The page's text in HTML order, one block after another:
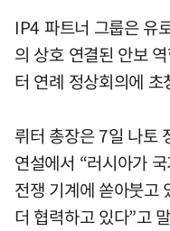
IP4 파트너 그룹은 유
의 상호 연결된 안보
터 연례 정상회의에
뤼터 총장은 7일 나토
연설에서 “러시아가
전쟁 기계에 쏟아붓고
더 협력하고 있다”고